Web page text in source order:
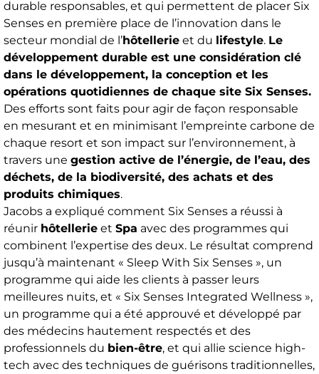
durable responsables, et qui permettent de placer Six
Senses en première place de l’innovation dans le
secteur mondial de l’hôtellerie et du lifestyle. Le
développement durable est une considération clé
dans le développement, la conception et les
opérations quotidiennes de chaque site Six Senses.
Des efforts sont faits pour agir de façon responsable
en mesurant et en minimisant l’empreinte carbone de
chaque resort et son impact sur l’environnement, à
travers une gestion active de l’énergie, de l’eau, des
déchets, de la biodiversité, des achats et des
produits chimiques.
Jacobs a expliqué comment Six Senses a réussi à
réunir hôtellerie et Spa avec des programmes qui
combinent l’expertise des deux. Le résultat comprend
jusqu’à maintenant « Sleep With Six Senses », un
programme qui aide les clients à passer leurs
meilleures nuits, et « Six Senses Integrated Wellness »,
un programme qui a été approuvé et développé par
des médecins hautement respectés et des
professionnels du bien-être, et qui allie science high-
tech avec des techniques de guérisons traditionnelles,